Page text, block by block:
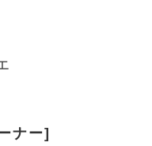
ナー]